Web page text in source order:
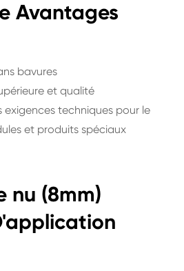
Avantages
bavures
et qualité
exigences techniques pour le
et produits spéciaux
nu (8mm)